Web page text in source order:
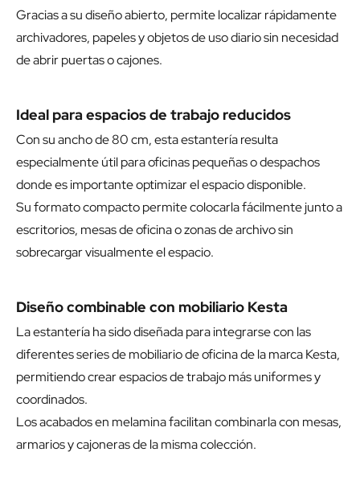
Gracias a su diseño abierto, permite localizar rápidamente
archivadores, papeles y objetos de uso diario sin necesidad
de abrir puertas o cajones.
Ideal para espacios de trabajo reducidos
Con su ancho de 80 cm, esta estantería resulta
especialmente útil para oficinas pequeñas o despachos
donde es importante optimizar el espacio disponible.
Su formato compacto permite colocarla fácilmente junto a
escritorios, mesas de oficina o zonas de archivo sin
sobrecargar visualmente el espacio.
Diseño combinable con mobiliario Kesta
La estantería ha sido diseñada para integrarse con las
diferentes series de mobiliario de oficina de la marca Kesta,
permitiendo crear espacios de trabajo más uniformes y
coordinados.
Los acabados en melamina facilitan combinarla con mesas,
armarios y cajoneras de la misma colección.